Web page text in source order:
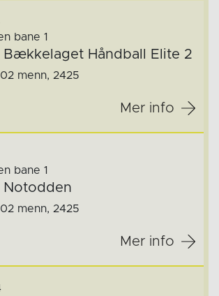
bane 1
Bækkelaget Håndball Elite 2
menn, 2425
Mer info
bane 1
Notodden
menn, 2425
Mer info